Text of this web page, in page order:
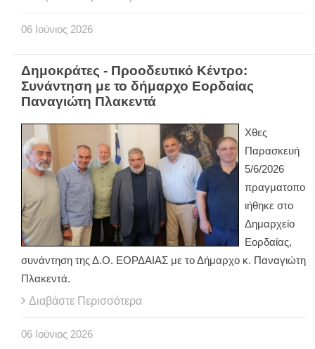
06 Ιούνιος 2026
Δημοκράτες - Προοδευτικό Κέντρο:
Συνάντηση με το δήμαρχο Εορδαίας
Παναγιώτη Πλακεντά
Χθες
Παρασκευή
5/6/2026
πραγματοπο
ιήθηκε στο
Δημαρχείο
Εορδαίας,
συνάντηση της Δ.Ο. ΕΟΡΔΑΙΑΣ με το Δήμαρχο κ. Παναγιώτη
Πλακεντά.
Διαβάστε Περισσότερα
06 Ιούνιος 2026